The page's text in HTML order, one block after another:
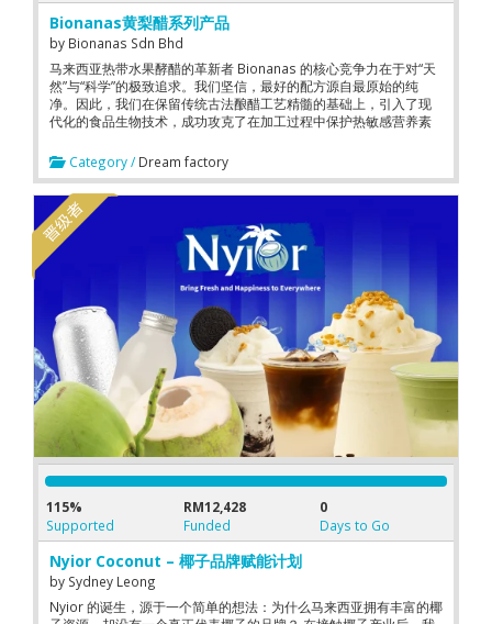
Bionanas黄梨醋系列产品
by Bionanas Sdn Bhd
马来西亚热带水果酵醋的革新者 Bionanas 的核心竞争力在于对“天
然”与“科学”的极致追求。我们坚信，最好的配方源自最原始的纯
净。因此，我们在保留传统古法酿醋工艺精髓的基础上，引入了现
代化的食品生物技术，成功攻克了在加工过程中保护热敏感营养素
饮料等一系列美味食品的同时，完整保留黄梨中对人体极为有益的
活性蛋白酶。这使得我们的产品不仅能满足味蕾，更具备促进消
化、增强免疫的功能性价值。 通过将“传统酿造工艺”与“现代生产标
准”完美结合，Bionanas 成功将马来西亚地道的水果风味，转化为
质量稳定、符合国际标准的高端健康食品。我们的目标是将马来西
亚的热带果香传递至全世界，让全球消费者都能享受到来自马来西
亚的、纯净且富有活力的健康滋味。 Bionanas: Innovators in
Malaysian Tropical Fruit Vinegar Bionanas' core
competitiveness lies in its relentless pursuit of "natural" and
"scientific" ingredients. We firmly believe that the best recipes
originate from the purest, most pristine sources. Therefore,
while preserving the essence of traditional vinegar-making
techniques, we have introduced modern food biotechnology,
successfully overcoming the challenge of protecting heat-
sensitive nutrients during processing. Our unique process
allows us to further develop pineapple vinegar into a range of
delicious foods such as gummies and health drinks, while fully
preserving the highly beneficial active proteases in pineapple.
This makes our products not only satisfy the palate but also
provide functional benefits such as promoting digestion and
enhancing immunity. By perfectly combining "traditional
brewing techniques" with "modern production standards,"
Bionanas has successfully transformed the authentic fruit
flavors of Malaysia into high-end health foods with stable
quality that meet international standards. Our goal is to bring
the tropical fruit aromas of Malaysia to the world, allowing
consumers globally to enjoy the pure and vibrant healthy taste
Category / Dream factory
115%
Supported
RM12,428
Funded
0
Days to Go
Nyior Coconut – 椰子品牌赋能计划
by Sydney Leong
Nyior 的诞生，源于一个简单的想法：为什么马来西亚拥有丰富的椰